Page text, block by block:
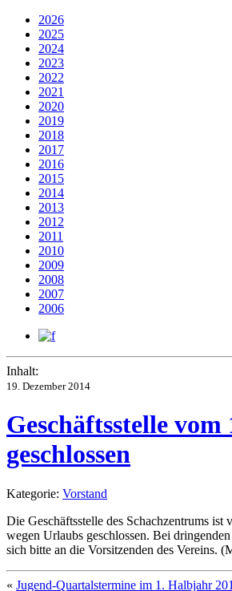
2026
2025
2024
2023
2022
2021
2020
2019
2018
2017
2016
2015
2014
2013
2012
2011
2010
2009
2008
2007
2006
Inhalt:
19. Dezember 2014
Geschäftsstelle vom
geschlossen
Kategorie: Vorstand
Die Geschäftsstelle des Schachzentrums ist
wegen Urlaubs geschlossen. Bei
sich bitte an die Vorsitzenden des Vereins.
« Jugend-Quartalstermine im 1. Halbjahr